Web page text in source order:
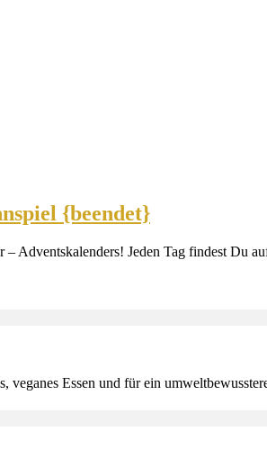
{beendet}
Adventskalenders! Jeden Tag findest Du
Essen und für ein